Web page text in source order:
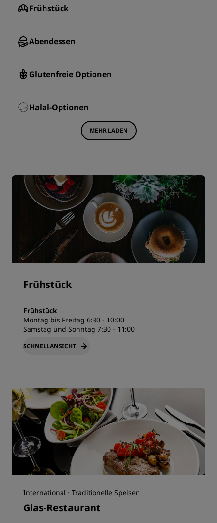
Frühstück
Abendessen
Glutenfreie Optionen
Halal-Optionen
MEHR LADEN
Frühstück
Frühstück
Montag bis Freitag 6:30 - 10:00
Samstag und Sonntag 7:30 - 11:00
SCHNELLANSICHT
International · Traditionelle Speisen
Glas-Restaurant